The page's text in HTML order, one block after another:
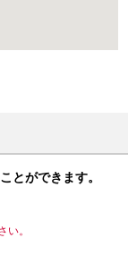
とができます。
い。